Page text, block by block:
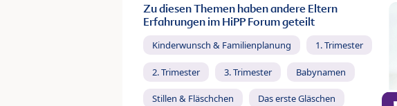
Zu diesen Themen haben andere Eltern
Erfahrungen im HiPP Forum geteilt
Kinderwunsch & Familienplanung 1. Trimester
2. Trimester 3. Trimester Babynamen
Stillen & Fläschchen Das erste Gläschen